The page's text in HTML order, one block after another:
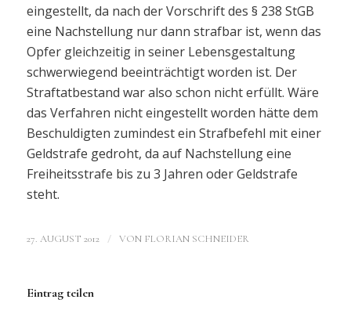
eingestellt, da nach der Vorschrift des § 238 StGB
eine Nachstellung nur dann strafbar ist, wenn das
Opfer gleichzeitig in seiner Lebensgestaltung
schwerwiegend beeinträchtigt worden ist. Der
Straftatbestand war also schon nicht erfüllt. Wäre
das Verfahren nicht eingestellt worden hätte dem
Beschuldigten zumindest ein Strafbefehl mit einer
Geldstrafe gedroht, da auf Nachstellung eine
Freiheitsstrafe bis zu 3 Jahren oder Geldstrafe
steht.
27. AUGUST 2012 / VON FLORIAN SCHNEIDER
Eintrag teilen